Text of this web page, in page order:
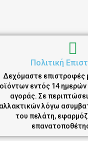
Πολιτική
Δεχόμαστε επιστροφές
εντός 14 ημερών
αγοράς. Σε
λόγω
του πελάτη,